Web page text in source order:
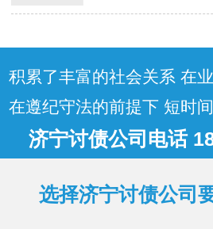
多因素的影响，以
回金额的百分比收
简单案…
积累了丰富的社会关系 在
在遵纪守法的前提下 短时
济宁讨债公司电话
选择济宁讨债公司